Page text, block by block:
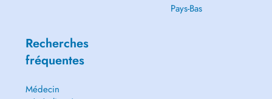
Pays-Bas
Recherches
fréquentes
Médecin